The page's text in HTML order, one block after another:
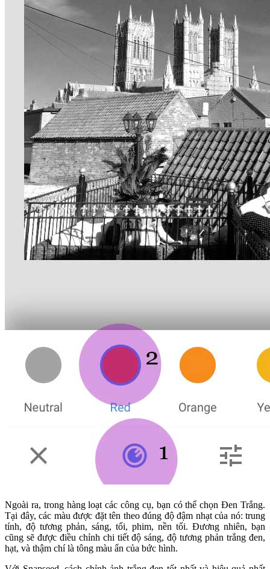
Ngoài ra, trong hàng loạt các công cụ, bạn có thể chọn Đen Trắng.
Tại đây, các màu được đặt tên theo đúng độ đậm nhạt của nó: trung
tính, độ tương phản, sáng, tối, phim, nền tối. Đương nhiên, bạn
cũng sẽ được điều chỉnh chi tiết độ sáng, độ tương phản trắng đen,
hạt, và thậm chí là tông màu ẩn của bức hình.